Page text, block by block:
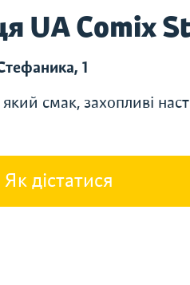
UA Comix
1
смак, захопливі
Як дістатися